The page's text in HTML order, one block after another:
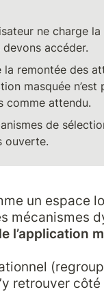
ne charge
accéder.
remontée des
masquée
comme attendu.
de
ouverte.
un espace
mécanismes
l’application
retrouver